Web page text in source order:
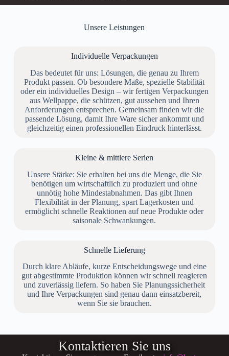
Unsere Leistungen
Individuelle Verpackungen
Das bedeutet für uns: Lösungen, die genau zu Ihrem
Produkt passen. Ob besondere Maße, spezielle Stabilität
oder ein individuelles Design – wir fertigen Verpackungen
aus Wellpappe, die schützen, gut aussehen und Ihren
Anforderungen entsprechen. Gemeinsam finden wir die
passende Lösung, damit Ihre Ware sicher ankommt und
gleichzeitig einen professionellen Eindruck hinterlässt.
Kleine & mittlere Serien
Unsere Stärke: Sie erhalten bei uns die Menge, die Sie
benötigen um wirtschaftlich zu produziert und ohne
unnötig hohe Mindestabnahmen. Das gibt Ihnen
Flexibilität in der Planung, spart Lagerkosten und
ermöglicht schnelle Reaktionen auf neue Produkte oder
saisonale Schwankungen.
Schnelle Lieferung
Durch klare Abläufe, kurze Entscheidungswege und eine
gut abgestimmte Produktion können wir schnell reagieren
und zuverlässig liefern. So haben Sie Planungssicherheit
und Ihre Verpackungen sind genau dann einsatzbereit,
wenn Sie sie brauchen.
Kontaktieren Sie uns